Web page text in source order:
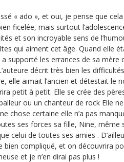
« ado », et oui, je pense que
ficelée, mais surtout
et son incroyable sens de
qui aiment cet âge. Quand elle
a supporté les errances de sa mère
décrit très bien les
elle aimait l’ancien et détestait le
petit à petit. Elle se crée des
ou un chanteur de rock Elle
chose certaine elle n’a pas
ses forces sa fille, Nine, même
celui de toutes ses amies .
bien compliqué, et on découvrira
et je n’en dirai pas plus !